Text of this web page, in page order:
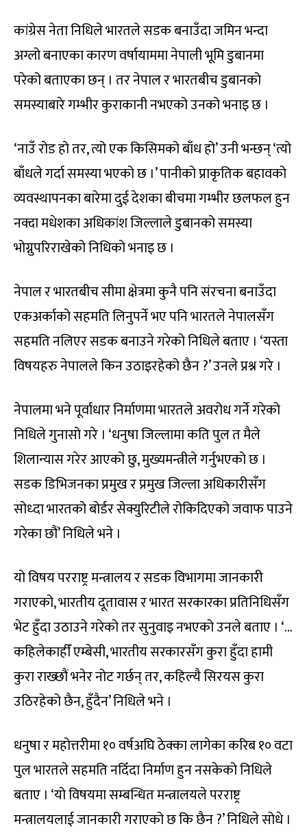
कांग्रेस नेता निधिले भारतले सडक बनाउँदा जमिन भन्दा
अग्लो बनाएका कारण वर्षायाममा नेपाली भूमि डुबानमा
परेको बताएका छन् । तर नेपाल र भारतबीच डुबानको
समस्याबारे गम्भीर कुराकानी नभएको उनको भनाइ छ ।
‘नाउँ रोड हो तर, त्यो एक किसिमको बाँध हो’ उनी भन्छन् ‘त्यो
बाँधले गर्दा समस्या भएको छ ।’ पानीको प्राकृतिक बहावको
व्यवस्थापनका बारेमा दुई देशका बीचमा गम्भीर छलफल हुन
नक्दा मधेशका अधिकांश जिल्लाले डुबानको समस्या
भोग्नुपरिराखेको निधिको भनाइ छ ।
नेपाल र भारतबीच सीमा क्षेत्रमा कुनै पनि संरचना बनाउँदा
एकअर्काको सहमति लिनुपर्ने भए पनि भारतले नेपालसँग
सहमति नलिएर सडक बनाउने गरेको निधिले बताए । ‘यस्ता
विषयहरु नेपालले किन उठाइरहेको छैन ?’ उनले प्रश्न गरे ।
नेपालमा भने पूर्वाधार निर्माणमा भारतले अवरोध गर्ने गरेको
निधिले गुनासो गरे । ‘धनुषा जिल्लामा कति पुल त मैले
शिलान्यास गरेर आएको छु, मुख्यमन्त्रीले गर्नुभएको छ ।
सडक डिभिजनका प्रमुख र प्रमुख जिल्ला अधिकारीसँग
सोध्दा भारतको बोर्डर सेक्युरिटीले रोकिदिएको जवाफ पाउने
गरेका छौं’ निधिले भने ।
यो विषय परराष्ट्र मन्त्रालय र सडक विभागमा जानकारी
गराएको, भारतीय दूतावास र भारत सरकारका प्रतिनिधिसँग
भेट हुँदा उठाउने गरेको तर सुनुवाइ नभएको उनले बताए । ‘…
कहिलेकाहीँ एम्बेसी, भारतीय सरकारसँग कुरा हुँदा हामी
कुरा राख्छौं भनेर नोट गर्छन् तर, कहिल्यै सिरयस कुरा
उठिरहेको छैन, हुँदैन’ निधिले भने ।
धनुषा र महोत्तरीमा १० वर्षअघि ठेक्का लागेका करिब १० वटा
पुल भारतले सहमति नदिँदा निर्माण हुन नसकेको निधिले
बताए । ‘यो विषयमा सम्बन्धित मन्त्रालयले परराष्ट्र
मन्त्रालयलाई जानकारी गराएको छ कि छैन ?’ निधिले सोधे ।